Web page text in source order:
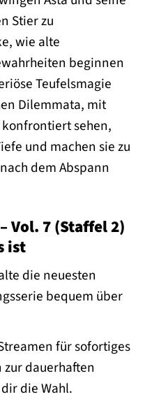
Stier zu
wie alte
beginnen
Teufelsmagie
Dilemmata, mit
sehen,
und machen sie zu
dem Abspann
Vol. 7 (Staffel 2)
ist
die neuesten
bequem über
für sofortiges
dauerhaften
die Wahl.